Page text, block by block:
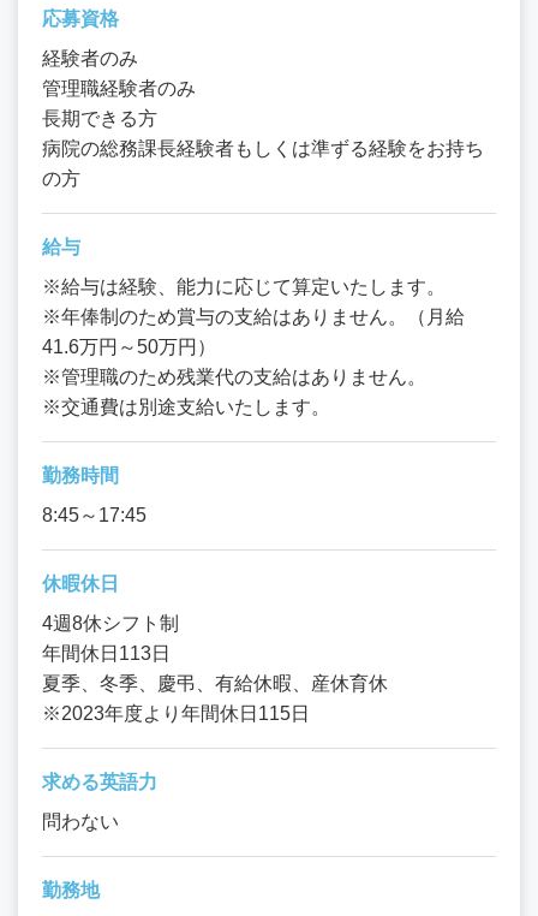
応募資格
経験者のみ
管理職経験者のみ
長期できる方
病院の総務課長経験者もしくは準ずる経験をお持ち
の方
給与
※給与は経験、能力に応じて算定いたします。
※年俸制のため賞与の支給はありません。（月給
41.6万円～50万円）
※管理職のため残業代の支給はありません。
※交通費は別途支給いたします。
勤務時間
8:45～17:45
休暇休日
4週8休シフト制
年間休日113日
夏季、冬季、慶弔、有給休暇、産休育休
※2023年度より年間休日115日
求める英語力
問わない
勤務地